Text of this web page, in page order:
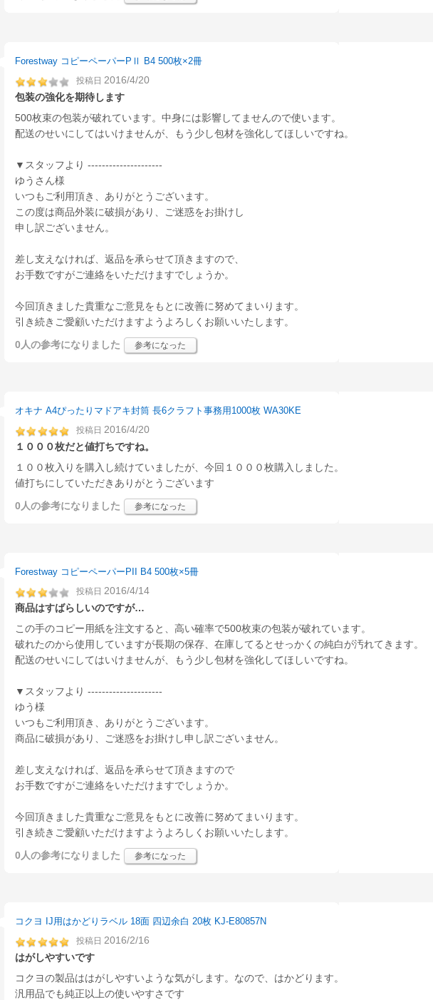
Forestway コピーペーパーPⅡ B4 500枚×2冊
投稿日 2016/4/20
包装の強化を期待します
500枚束の包装が破れています。中身には影響してませんので使います。
配送のせいにしてはいけませんが、もう少し包材を強化してほしいですね。
▼スタッフより ---------------------
ゆうさん様
いつもご利用頂き、ありがとうございます。
この度は商品外装に破損があり、ご迷惑をお掛けし
申し訳ございません。
差し支えなければ、返品を承らせて頂きますので、
お手数ですがご連絡をいただけますでしょうか。
今回頂きました貴重なご意見をもとに改善に努めてまいります。
引き続きご愛顧いただけますようよろしくお願いいたします。
0人の参考になりました 参考になった
オキナ A4ぴったりマドアキ封筒 長6クラフト事務用1000枚 WA30KE
投稿日 2016/4/20
１０００枚だと値打ちですね。
１００枚入りを購入し続けていましたが、今回１０００枚購入しました。
値打ちにしていただきありがとうございます
0人の参考になりました 参考になった
Forestway コピーペーパーPII B4 500枚×5冊
投稿日 2016/4/14
商品はすばらしいのですが…
この手のコピー用紙を注文すると、高い確率で500枚束の包装が破れています。
破れたのから使用していますが長期の保存、在庫してるとせっかくの純白が汚れてきます。
配送のせいにしてはいけませんが、もう少し包材を強化してほしいですね。
▼スタッフより ---------------------
ゆう様
いつもご利用頂き、ありがとうございます。
商品に破損があり、ご迷惑をお掛けし申し訳ございません。
差し支えなければ、返品を承らせて頂きますので
お手数ですがご連絡をいただけますでしょうか。
今回頂きました貴重なご意見をもとに改善に努めてまいります。
引き続きご愛顧いただけますようよろしくお願いいたします。
0人の参考になりました 参考になった
コクヨ IJ用はかどりラベル 18面 四辺余白 20枚 KJ-E80857N
投稿日 2016/2/16
はがしやすいです
コクヨの製品ははがしやすいような気がします。なので、はかどります。
汎用品でも純正以上の使いやすさです